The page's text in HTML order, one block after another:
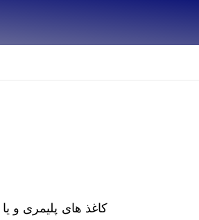
کاغذ های پلیمری و